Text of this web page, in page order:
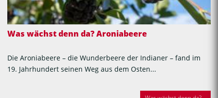
Was wächst denn da? Aroniabeere
Die Aroniabeere – die Wunderbeere der Indianer – fand im
19. Jahrhundert seinen Weg aus dem Osten...